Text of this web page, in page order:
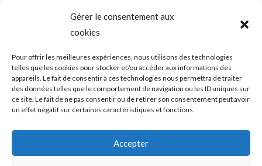
Gérer le consentement aux
cookies
Pour offrir les meilleures expériences, nous utilisons des technologies
telles que les cookies pour stocker et/ou accéder aux informations des
appareils. Le fait de consentir à ces technologies nous permettra de traiter
des données telles que le comportement de navigation ou les ID uniques sur
ce site. Le fait de ne pas consentir ou de retirer son consentement peut avoir
un effet négatif sur certaines caractéristiques et fonctions.
Accepter
SADAM (Syndrome Algo-Dysfonctionnel de l’Appareil
l’articulation temporo-mandibulaire) – Troubles temporo-
mandibulaires. Douleurs de l’ATM – Blocage de la mâchoire –
Bruits – Articulation de la mâchoire. Douleur mâchoire
Copyright © 2026 shortcodeATM Guide Douleurs et/ou blocages
de la mâchoire -